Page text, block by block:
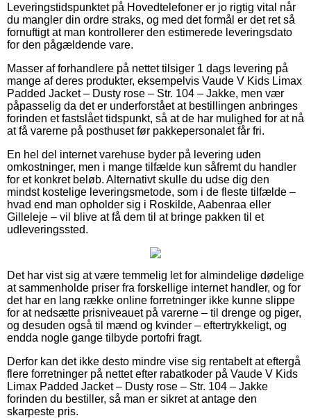
Leveringstidspunktet på Hovedtelefoner er jo rigtig vital når
du mangler din ordre straks, og med det formål er det ret så
fornuftigt at man kontrollerer den estimerede leveringsdato
for den pågældende vare.
Masser af forhandlere på nettet tilsiger 1 dags levering på
mange af deres produkter, eksempelvis Vaude V Kids Limax
Padded Jacket – Dusty rose – Str. 104 – Jakke, men vær
påpasselig da det er underforstået at bestillingen anbringes
forinden et fastslået tidspunkt, så at de har mulighed for at nå
at få varerne på posthuset før pakkepersonalet får fri.
En hel del internet varehuse byder på levering uden
omkostninger, men i mange tilfælde kun såfremt du handler
for et konkret beløb. Alternativt skulle du udse dig den
mindst kostelige leveringsmetode, som i de fleste tilfælde –
hvad end man opholder sig i Roskilde, Aabenraa eller
Gilleleje – vil blive at få dem til at bringe pakken til et
udleveringssted.
Det har vist sig at være temmelig let for almindelige dødelige
at sammenholde priser fra forskellige internet handler, og for
det har en lang række online forretninger ikke kunne slippe
for at nedsætte prisniveauet på varerne – til drenge og piger,
og desuden også til mænd og kvinder – eftertrykkeligt, og
endda nogle gange tilbyde portofri fragt.
Derfor kan det ikke desto mindre vise sig rentabelt at eftergå
flere forretninger på nettet efter rabatkoder på Vaude V Kids
Limax Padded Jacket – Dusty rose – Str. 104 – Jakke
forinden du bestiller, så man er sikret at antage den
skarpeste pris.